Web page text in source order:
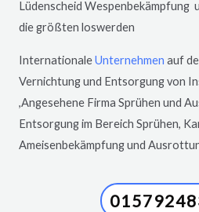
Lüdenscheid Wespenbekämpfung
die größten loswerden
InternationaleUnternehmen auf
Vernichtung und Entsorgung von
,Angesehene Firma Sprühen und
Entsorgung im Bereich Sprühen,
Ameisenbekämpfung und